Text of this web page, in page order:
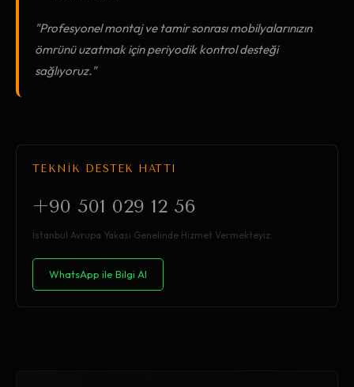
"Profesyonel montaj ve tamir sonrası mobilyalarınızın
ömrünü uzatmak için periyodik kontrol desteği
sağlıyoruz."
TEKNİK DESTEK HATTI
+90 501 029 12 56
İstanbul Avrupa Yakası Genelinde Hizmet Vermekteyiz.
WhatsApp ile Bilgi Al